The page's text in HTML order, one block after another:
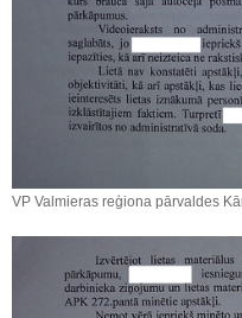
VP Valmieras reģiona pārvaldes